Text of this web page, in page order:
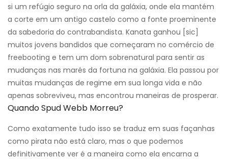
si um refúgio seguro na orla da galáxia, onde ela mantém
a corte em um antigo castelo como a fonte proeminente
da sabedoria do contrabandista. Kanata ganhou [sic]
muitos jovens bandidos que começaram no comércio de
freebooting e tem um dom sobrenatural para sentir as
mudanças nas marés da fortuna na galáxia. Ela passou por
muitas mudanças de regime em sua longa vida e não
apenas sobreviveu, mas encontrou maneiras de prosperar.
Quando Spud Webb Morreu?
Como exatamente tudo isso se traduz em suas façanhas
como pirata não está claro, mas o que podemos
definitivamente ver é a maneira como ela encarna a